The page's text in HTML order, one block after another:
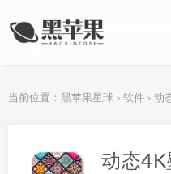
当前位置： 黑苹果星球 > 软件 > 动
动态4K